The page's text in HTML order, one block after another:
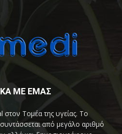
ΜΕ ΕΜΑΣ
στον Τομέα της υγείας. Το
από μεγάλο αριθμό